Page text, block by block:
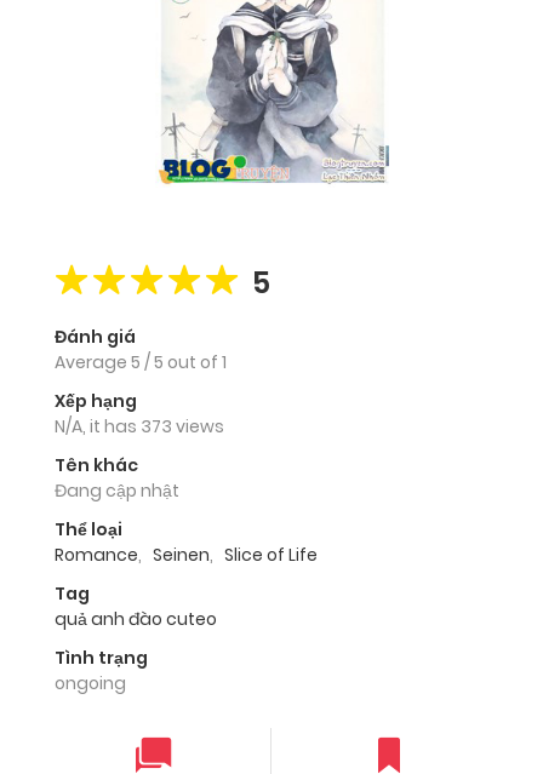
5
Đánh giá
Average 5 /5 out of 1
Xếp hạng
N/A, it has 373 views
Tên khác
Đang cập nhật
Thể loại
Romance, Seinen, Slice of Life
Tag
quả anh đào cuteo
Tình trạng
ongoing